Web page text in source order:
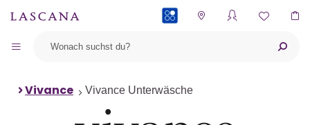
Vivance Vivance Unterwäsche